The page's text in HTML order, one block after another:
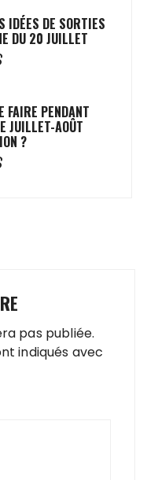
IDÉES DE SORTIES
DU 20 JUILLET
FAIRE PENDANT
JUILLET-AOÛT
?
pas publiée.
indiqués avec